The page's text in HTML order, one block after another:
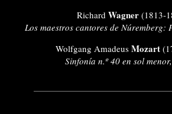
Richard Wagner (1813-
Los maestros cantores de
Wolfgang Amadeus Mozart
Sinfonía n.º 40 en sol menor,